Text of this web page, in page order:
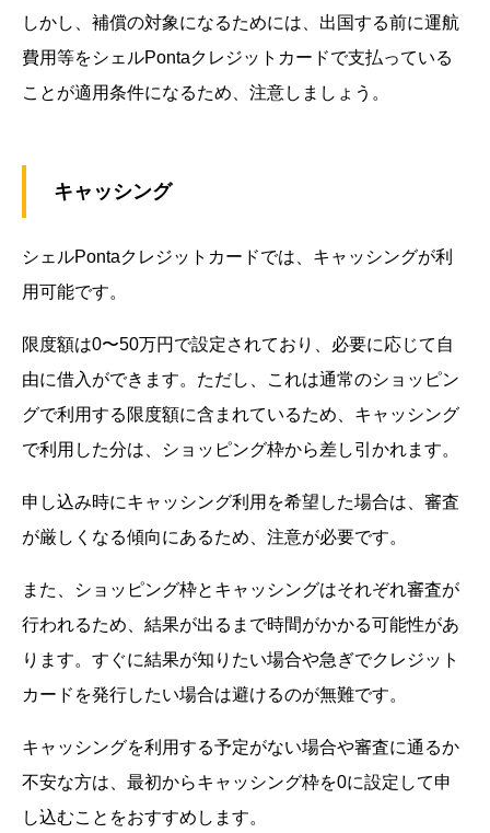
しかし、補償の対象になるためには、出国する前に運航
費用等をシェルPontaクレジットカードで支払っている
ことが適用条件になるため、注意しましょう。
キャッシング
シェルPontaクレジットカードでは、キャッシングが利
用可能です。
限度額は0〜50万円で設定されており、必要に応じて自
由に借入ができます。ただし、これは通常のショッピン
グで利用する限度額に含まれているため、キャッシング
で利用した分は、ショッピング枠から差し引かれます。
申し込み時にキャッシング利用を希望した場合は、審査
が厳しくなる傾向にあるため、注意が必要です。
また、ショッピング枠とキャッシングはそれぞれ審査が
行われるため、結果が出るまで時間がかかる可能性があ
ります。すぐに結果が知りたい場合や急ぎでクレジット
カードを発行したい場合は避けるのが無難です。
キャッシングを利用する予定がない場合や審査に通るか
不安な方は、最初からキャッシング枠を0に設定して申
し込むことをおすすめします。